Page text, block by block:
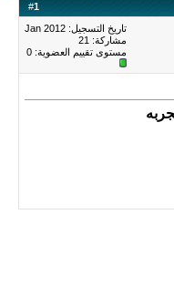
#1
تاريخ التسجيل: Jan 2012
مشاركة: 21
مستوى تقييم العضوية: 0